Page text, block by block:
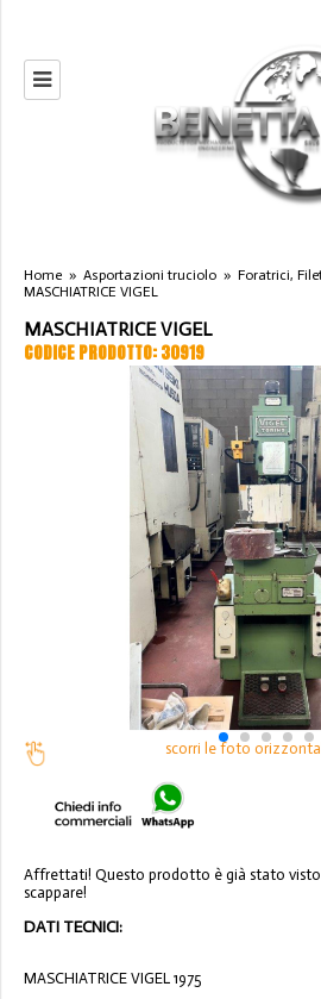
Home » Asportazioni truciolo » Foratrici,
MASCHIATRICE VIGEL
MASCHIATRICE VIGEL
CODICE PRODOTTO: 30919
scorri le foto
Affrettati! Questo prodotto è già stato
scappare!
DATI TECNICI:
MASCHIATRICE VIGEL 1975